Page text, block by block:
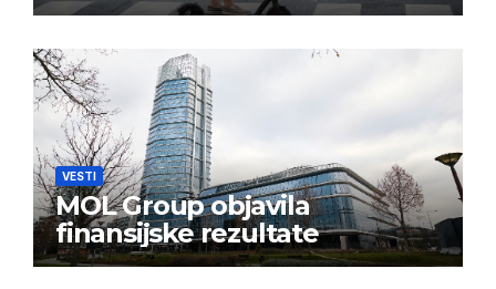
VESTI
MOL Group objavila
finansijske rezultate